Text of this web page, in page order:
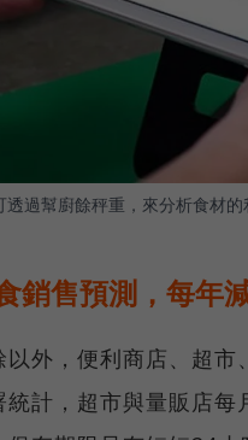
過幫廚餘秤重，來分析食材的
銷售預測，每年
以外，便利商店、超
統計，超市與量販店